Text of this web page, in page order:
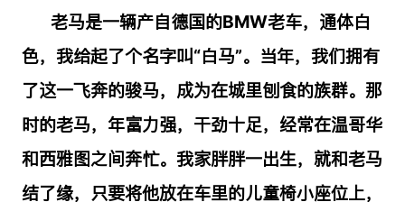
老马是一辆产自德国的BMW老车，通体白
色，我给起了个名字叫“白马”。当年，我们拥有
了这一飞奔的骏马，成为在城里刨食的族群。那
时的老马，年富力强，干劲十足，经常在温哥华
和西雅图之间奔忙。我家胖胖一出生，就和老马
结了缘，只要将他放在车里的儿童椅小座位上，